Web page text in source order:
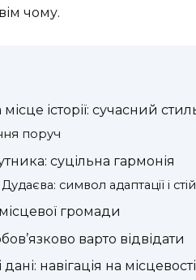
чому.
історії: сучасний
поруч
суцільна гармонія
символ адаптації і
громади
варто відвідати
навігація на місцевості